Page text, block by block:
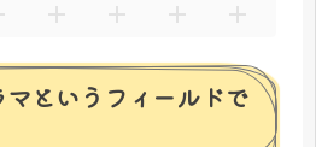
というフィールドで